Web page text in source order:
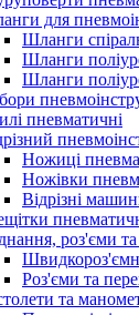
для
Шланги
Шланги
Шланги
пневматичні
Ножиці
Ножівки
Відрізні
роз'єми
Роз'єми та
та